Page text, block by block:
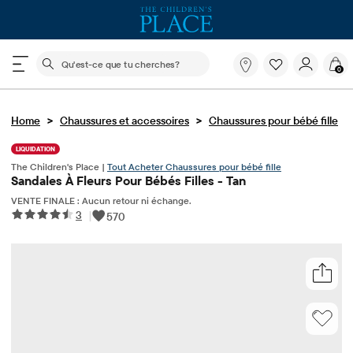
Le champ de recherche ci-dessous filtre les
Qu'est-
que
cherches?
0
Home > Chaussures et accessoires > Chaussures pour bébé fille
LIQUIDATION
The Children's Place | Tout Acheter Chaussures pour bébé fille
Sandales À Fleurs Pour Bébés Filles - Tan
VENTE FINALE : Aucun retour ni échange.
3 | 570